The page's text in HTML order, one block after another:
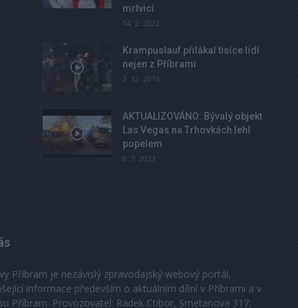
mrtvicí
14. 2. 2023
Krampuslauf přilákal tisíce lidí
nejen z Příbrami
2. 12. 2016
AKTUALIZOVÁNO: Bývalý objekt
Las Vegas na Trhovkách lehl
popelem
8. 7. 2023
Příbram je nezávislý zpravodajský webový portál,
informace především o aktuálním dění v Příbrami a v
Příbram. Provozovatel: Radek Ctibor, Smetanova 317,